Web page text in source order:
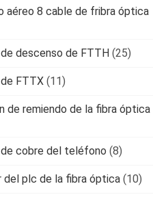
aéreo 8 cable de fribra óptica
descenso de FTTH (25)
FTTX (11)
de remiendo de la fibra óptica
cobre del teléfono (8)
del plc de la fibra óptica (10)